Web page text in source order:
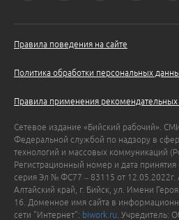
Правила поведения на сайте
Политика обработки персональных
Правила применения рекомендательных
Сетевое издание «Бийский рабочий».
Федеральной службой по надзору в
технологий и массовых коммуникаций
Регистрационный номер и дата
серия Эл № ФС77 – 83115 от 12.05.2022г.
Алтайский край, г. Бийск, ул. Имени
16. Доменное имя сайта в
сети "Интернет": biwork.ru . Учредитель: